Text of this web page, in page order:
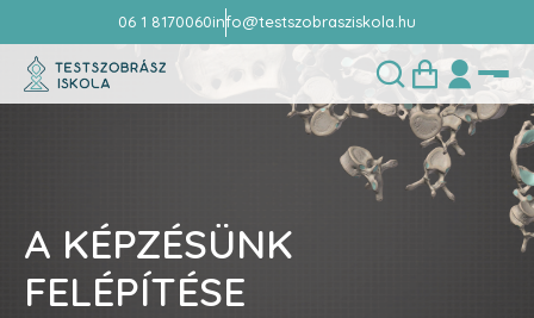
06 1 8170060info@testszobrasziskola.hu
A KÉPZÉSÜNK
FELÉPÍTÉSE